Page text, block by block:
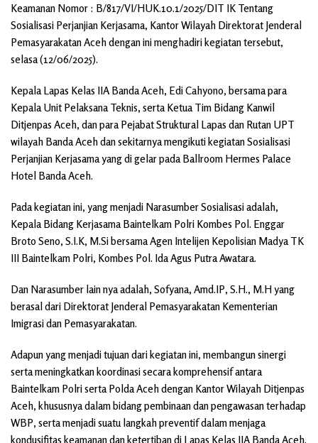
Keamanan Nomor : B/817/VI/HUK.10.1/2025/DIT IK Tentang
Sosialisasi Perjanjian Kerjasama, Kantor Wilayah Direktorat Jenderal
Pemasyarakatan Aceh dengan ini menghadiri kegiatan tersebut,
selasa (12/06/2025).
Kepala Lapas Kelas IIA Banda Aceh, Edi Cahyono, bersama para
Kepala Unit Pelaksana Teknis, serta Ketua Tim Bidang Kanwil
Ditjenpas Aceh, dan para Pejabat Struktural Lapas dan Rutan UPT
wilayah Banda Aceh dan sekitarnya mengikuti kegiatan Sosialisasi
Perjanjian Kerjasama yang di gelar pada Ballroom Hermes Palace
Hotel Banda Aceh.
Pada kegiatan ini, yang menjadi Narasumber Sosialisasi adalah,
Kepala Bidang Kerjasama Baintelkam Polri Kombes Pol. Enggar
Broto Seno, S.I.K, M.Si bersama Agen Intelijen Kepolisian Madya TK
III Baintelkam Polri, Kombes Pol. Ida Agus Putra Awatara.
Dan Narasumber lain nya adalah, Sofyana, Amd.IP, S.H., M.H yang
berasal dari Direktorat Jenderal Pemasyarakatan Kementerian
Imigrasi dan Pemasyarakatan.
Adapun yang menjadi tujuan dari kegiatan ini, membangun sinergi
serta meningkatkan koordinasi secara komprehensif antara
Baintelkam Polri serta Polda Aceh dengan Kantor Wilayah Ditjenpas
Aceh, khususnya dalam bidang pembinaan dan pengawasan terhadap
WBP, serta menjadi suatu langkah preventif dalam menjaga
kondusifitas keamanan dan ketertiban di Lapas Kelas IIA Banda Aceh.